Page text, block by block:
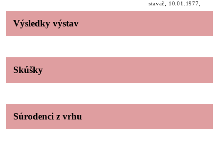
stavač, 10.01.1977,
Výsledky výstav
Skúšky
Súrodenci z vrhu